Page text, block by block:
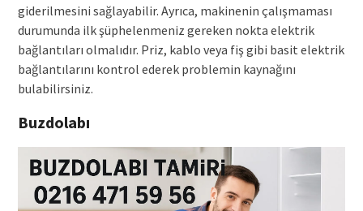
giderilmesini sağlayabilir. Ayrıca, makinenin çalışmaması
durumunda ilk şüphelenmeniz gereken nokta elektrik
bağlantıları olmalıdır. Priz, kablo veya fiş gibi basit elektrik
bağlantılarını kontrol ederek problemin kaynağını
bulabilirsiniz.
Buzdolabı